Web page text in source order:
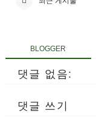
BLOGGER
댓글 없음:
댓글 쓰기